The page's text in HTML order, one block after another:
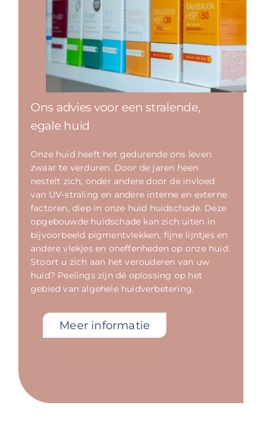
Ons advies voor een stralende,
egale huid
Onze huid heeft het gedurende ons leven
zwaar te verduren. Door de jaren heen
nestelt zich, onder andere door de invloed
van UV-straling en andere interne en externe
factoren, diep in onze huid huidschade. Deze
opgebouwde huidschade kan zich uiten in
bijvoorbeeld pigmentvlekken, fijne lijntjes en
andere vlekjes en oneffenheden op onze huid.
Stoort u zich aan het verouderen van uw
huid? Peelings zijn dé oplossing op het
gebied van algehele huidverbetering.
Meer informatie